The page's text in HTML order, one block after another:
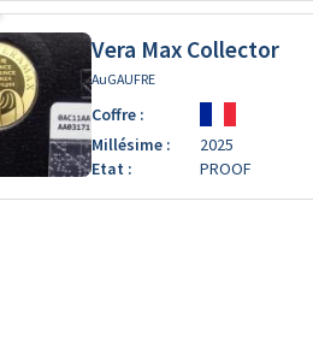
Vera Max Collector
AuGAUFRE
Coffre :
Millésime :
2025
Etat :
PROOF